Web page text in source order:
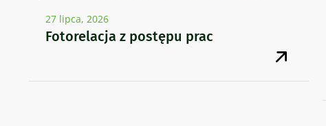
27 lipca, 2026
Fotorelacja z postępu prac